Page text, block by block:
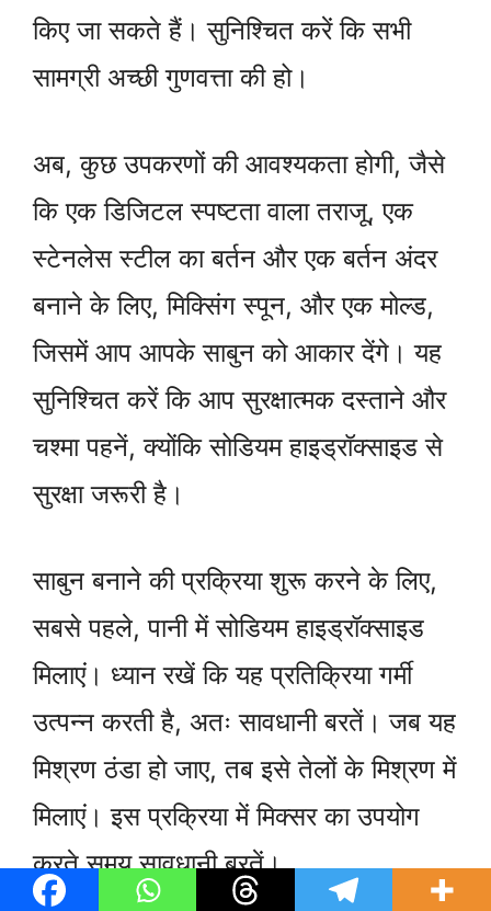
किए जा सकते हैं। सुनिश्चित करें कि सभी
सामग्री अच्छी गुणवत्ता की हो।
अब, कुछ उपकरणों की आवश्यकता होगी, जैसे
कि एक डिजिटल स्पष्टता वाला तराजू, एक
स्टेनलेस स्टील का बर्तन और एक बर्तन अंदर
बनाने के लिए, मिक्सिंग स्पून, और एक मोल्ड,
जिसमें आप आपके साबुन को आकार देंगे। यह
सुनिश्चित करें कि आप सुरक्षात्मक दस्ताने और
चश्मा पहनें, क्योंकि सोडियम हाइड्रॉक्साइड से
सुरक्षा जरूरी है।
साबुन बनाने की प्रक्रिया शुरू करने के लिए,
सबसे पहले, पानी में सोडियम हाइड्रॉक्साइड
मिलाएं। ध्यान रखें कि यह प्रतिक्रिया गर्मी
उत्पन्न करती है, अतः सावधानी बरतें। जब यह
मिश्रण ठंडा हो जाए, तब इसे तेलों के मिश्रण में
मिलाएं। इस प्रक्रिया में मिक्सर का उपयोग
करते समय सावधानी बरतें।